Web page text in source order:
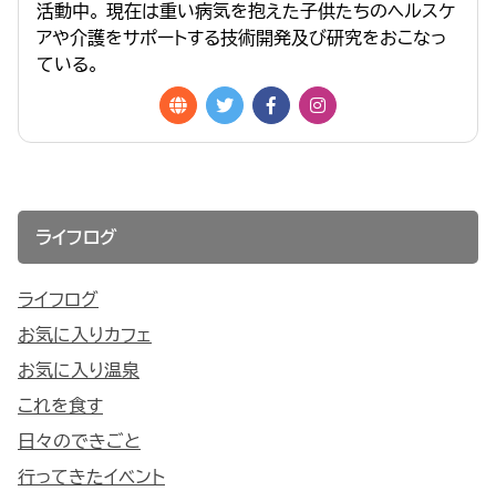
活動中。 現在は重い病気を抱えた子供たちのヘルスケ
アや介護をサポートする技術開発及び研究をおこなっ
ている。
ライフログ
ライフログ
お気に入りカフェ
お気に入り温泉
これを食す
日々のできごと
行ってきたイベント